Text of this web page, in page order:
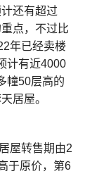
还有超过
点，不过比
年已经卖楼
计有近4000
幢50层高的
居屋。
屋转售期由2
于原价，第6